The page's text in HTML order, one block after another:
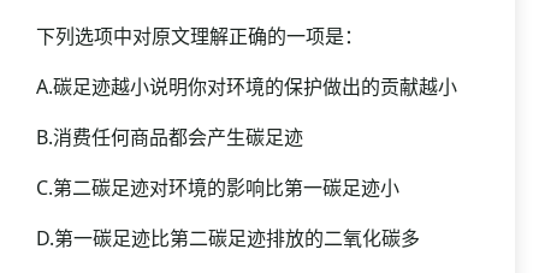
列选项中对原文理解正确的一项是：
碳足迹越小说明你对环境的保护做出的贡献越小
消费任何商品都会产生碳足迹
第二碳足迹对环境的影响比第一碳足迹小
第一碳足迹比第二碳足迹排放的二氧化碳多